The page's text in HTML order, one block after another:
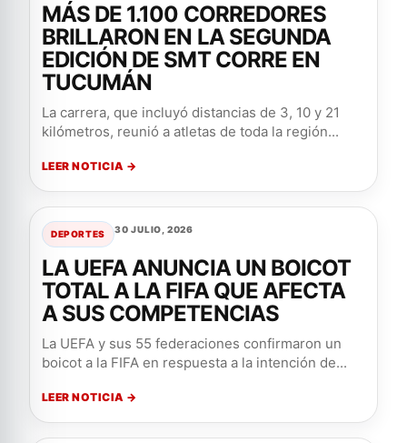
MÁS DE 1.100 CORREDORES
BRILLARON EN LA SEGUNDA
EDICIÓN DE SMT CORRE EN
TUCUMÁN
La carrera, que incluyó distancias de 3, 10 y 21
kilómetros, reunió a atletas de toda la región...
LEER NOTICIA →
DEPORTES 30 JULIO, 2026
LA UEFA ANUNCIA UN BOICOT
TOTAL A LA FIFA QUE AFECTA
A SUS COMPETENCIAS
La UEFA y sus 55 federaciones confirmaron un
boicot a la FIFA en respuesta a la intención de...
LEER NOTICIA →